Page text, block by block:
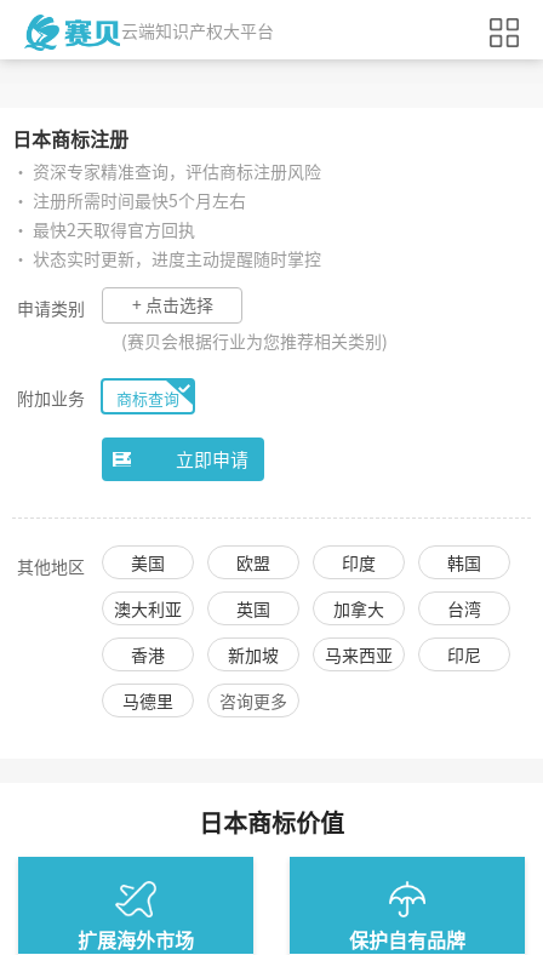
云端知识产权大平台
日本商标注册
• 资深专家精准查询，评估商标注册风险
• 注册所需时间最快5个月左右
• 最快2天取得官方回执
• 状态实时更新，进度主动提醒随时掌控
申请类别
+ 点击选择
(赛贝会根据行业为您推荐相关类别)
附加业务 商标查询
立即申请
其他地区 美国 欧盟 印度
韩国
澳大利亚
英国 加拿大
台湾
香港
新加坡 马来西亚
印尼
马德里
咨询更多
日本商标价值
扩展海外市场 保护自有品牌